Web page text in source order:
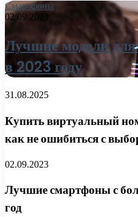
Смартфоны
02.09.2023
Лучшие модели
в 2023 году
31.08.2025
Купить виртуальный
как не ошибиться с
02.09.2023
Лучшие смартфоны с
год